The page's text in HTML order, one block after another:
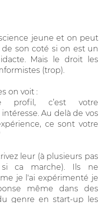
jeune et on peut
son coté si on est un
Mais le droit les
(trop).
on voit :
profil, c’est votre
Au delà de vos
ce sont votre
leur (à plusieurs pas
ca marche). Ils ne
je l'ai expérimenté je
même dans des
genre en start-up les